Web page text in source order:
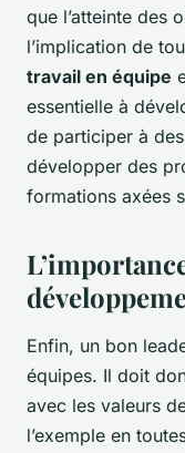
que l’atteinte des
l’implication de
travail en équipe
essentielle à
de participer à
développer des
formations axées
Enfin, un bon
équipes. Il doit
avec les valeurs
l’exemple en